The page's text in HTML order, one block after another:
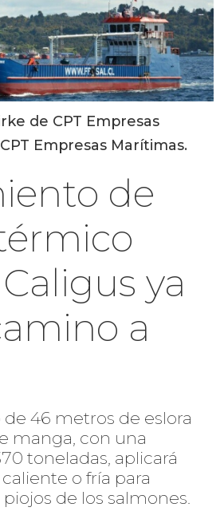
de CPT Empresas
Empresas Marítimas.
de
ya
a
de 46 metros de eslora
manga, con una
toneladas, aplicará
o fría para
de los salmones.